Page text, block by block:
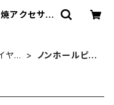
アクセサリ
ヤリ
ノンホールピア